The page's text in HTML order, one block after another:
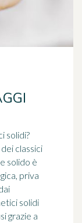
solidi?
classici
solido è
priva
solidi
grazie a